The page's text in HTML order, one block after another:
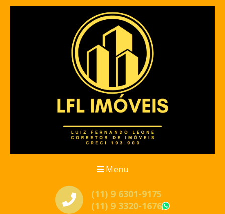
Menu
(11) 9 6301-9175
(11) 9 3320-1676